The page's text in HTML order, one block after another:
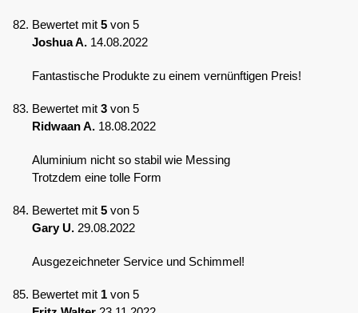
Bewertet mit 5 von 5
Joshua A. 14.08.2022
Fantastische Produkte zu einem vernünftigen Preis!
Bewertet mit 3 von 5
Ridwaan A. 18.08.2022
Aluminium nicht so stabil wie Messing
Trotzdem eine tolle Form
Bewertet mit 5 von 5
Gary U. 29.08.2022
Ausgezeichneter Service und Schimmel!
Bewertet mit 1 von 5